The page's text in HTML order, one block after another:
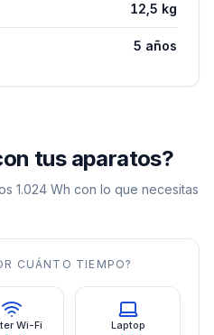
12,5 kg
5 años
tus aparatos?
1.024 Wh con lo que necesitas
CUÁNTO TIEMPO?
Wi-Fi Laptop